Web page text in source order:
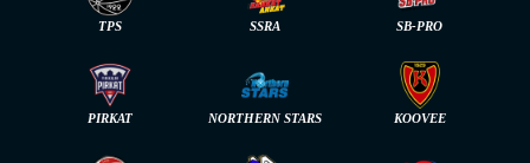
TPS SSRA SB-PRO
PIRKAT NORTHERN STARS KOOVEE